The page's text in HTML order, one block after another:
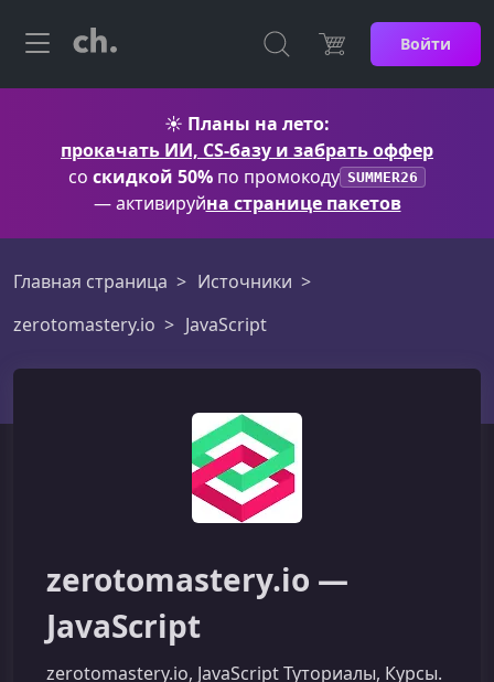
Войти
☀️ Планы на лето:
прокачать ИИ, CS-базу и забрать оффер
со скидкой 50% по промокоду SUMMER26
— активируйна странице пакетов
Главная страница
Источники
zerotomastery.io
JavaScript
zerotomastery.io —
JavaScript
zerotomastery.io, JavaScript Туториалы, Курсы.